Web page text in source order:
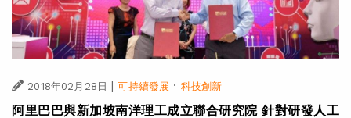
2018年02月28日 | 可持續發展 · 科技創新
阿里巴巴與新加坡南洋理工成立聯合研究院 針對研發人工